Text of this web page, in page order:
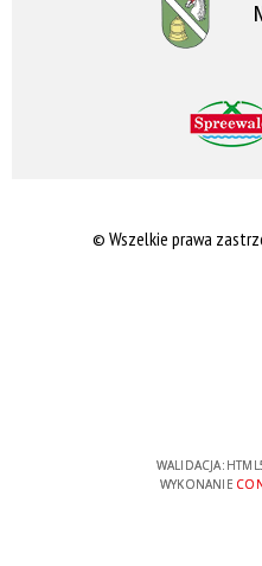
© Wszelkie prawa
WALIDACJA:
WYKONANIE